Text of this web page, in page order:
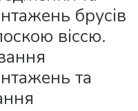
брусів
віссю.
та